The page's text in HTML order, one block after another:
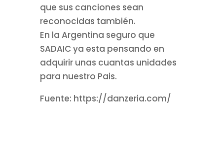
que sus canciones sean
reconocidas también.
En la Argentina seguro que
SADAIC ya esta pensando en
adquirir unas cuantas unidades
para nuestro Pais.
Fuente: https://danzeria.com/